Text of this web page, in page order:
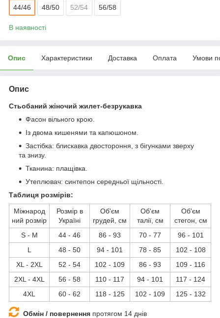
44/46 48/50 52/54 56/58
В наявності
Опис Характеристики Доставка Оплата Умови
Опис
Стьобаний жіночий жилет-безрукавка
Фасон вільного крою.
Із двома кишенями та капюшоном.
Застібка: блискавка двостороння, з бігунками зверху
та знизу.
Тканина: плащівка.
Утеплювач: синтепон середньої щільності.
Таблиця розмірів:
Міжнарод
ний розмір
Розмір в
Україні
Об'єм
грудей, см
Об'єм
талії, см
Об'єм
стегон, см
S - M
44 - 46 86 - 93 70 - 77
96 - 101
L
48 - 50 94 - 101 78 - 85
102 - 108
XL - 2XL
52 - 54 102 - 109 86 - 93
109 - 116
2XL - 4XL
56 - 58 110 - 117 94 - 101
117 - 124
4XL
60 - 62 118 - 125 102 - 109 125 - 132
Обмін / повернення протягом 14 днів